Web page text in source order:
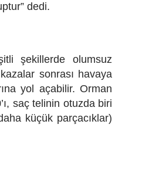
dedi.
şekillerde olumsuz
sonrası havaya
yol açabilir. Orman
saç telinin otuzda biri
küçük parçacıklar)